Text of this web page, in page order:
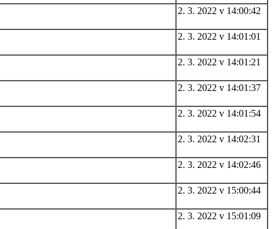
2. 3. 2022 v 14:00:42
2. 3. 2022 v 14:01:01
2. 3. 2022 v 14:01:21
2. 3. 2022 v 14:01:37
2. 3. 2022 v 14:01:54
2. 3. 2022 v 14:02:31
2. 3. 2022 v 14:02:46
2. 3. 2022 v 15:00:44
2. 3. 2022 v 15:01:09